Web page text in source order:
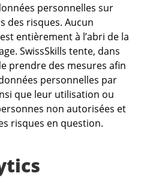
personnelles sur
des risques. Aucun
entièrement à l’abri de la
SwissSkills tente, dans
prendre des mesures afin
personnelles par
que leur utilisation ou
non autorisées et
risques en question.